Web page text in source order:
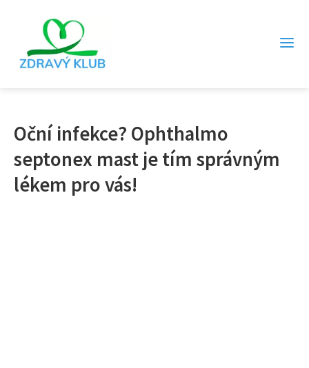
Oční infekce? Ophthalmo
septonex mast je tím správným
lékem pro vás!